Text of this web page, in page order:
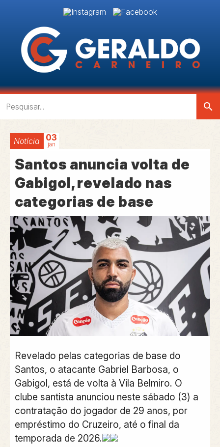
search
Notícia 03
jan
Santos anuncia volta de
Gabigol, revelado nas
categorias de base
Revelado pelas categorias de base do
Santos, o atacante Gabriel Barbosa, o
Gabigol, está de volta à Vila Belmiro. O
clube santista anunciou neste sábado (3) a
contratação do jogador de 29 anos, por
empréstimo do Cruzeiro, até o final da
temporada de 2026.